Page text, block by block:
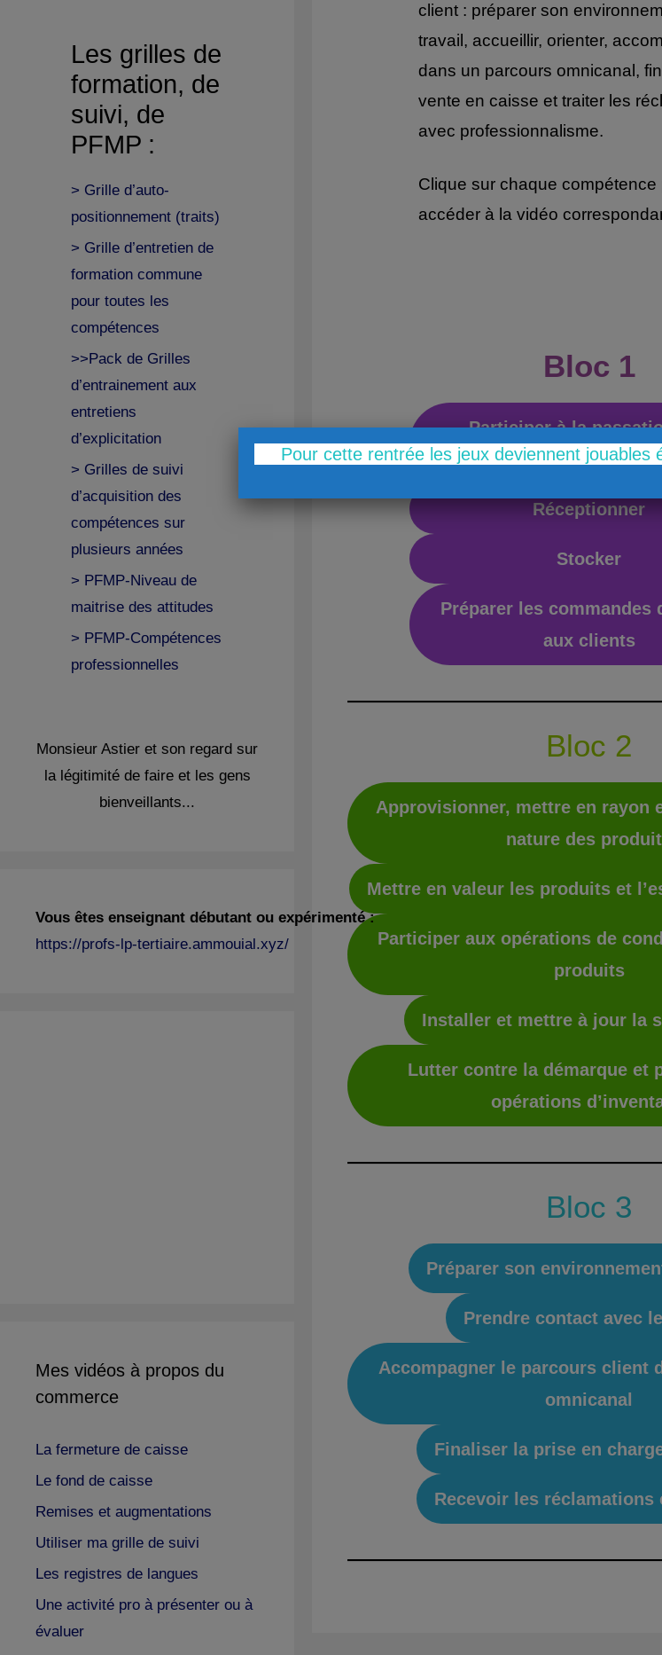
client : préparer son
travail, accueillir, orienter,
dans un parcours omnicanal,
vente en caisse et traiter les
avec professionnalisme.
Clique sur chaque compétence
accéder à la vidéo
Bloc 1
Participer à la
commandes
Réceptionner
Stocker
Préparer les commandes
aux clients
Bloc 2
Approvisionner, mettre en rayon
nature des
Mettre en valeur les produits et
Participer aux opérations de
produits
Installer et mettre à jour la
Lutter contre la démarque et
opérations
Bloc 3
Préparer son
Prendre contact avec
Accompagner le parcours client
omnicanal
Finaliser la prise en
Recevoir les réclamations
Les grilles de
formation, de
suivi, de
PFMP :
> Grille d’auto-
positionnement (traits)
> Grille d’entretien de
formation commune
pour toutes les
compétences
>>Pack de Grilles
d’entrainement aux
entretiens
d’explicitation
> Grilles de suivi
d’acquisition des
compétences sur
plusieurs années
> PFMP-Niveau de
maitrise des attitudes
> PFMP-Compétences
professionnelles
Monsieur Astier et son regard sur
la légitimité de faire et les gens
bienveillants...
Vous êtes enseignant débutant ou expérimenté :
https://profs-lp-tertiaire.ammouial.xyz/
Mes vidéos à propos du
commerce
La fermeture de caisse
Le fond de caisse
Remises et augmentations
Utiliser ma grille de suivi
Les registres de langues
Une activité pro à présenter ou à
évaluer
Pour cette rentrée les jeux deviennent jouables